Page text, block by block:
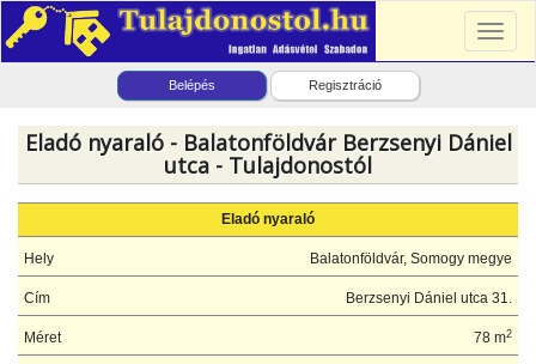
Belépés Regisztráció
Eladó nyaraló - Balatonföldvár Berzsenyi Dániel
utca - Tulajdonostól
Eladó nyaraló
Hely Balatonföldvár, Somogy megye
Cím Berzsenyi Dániel utca 31.
Méret 78 m2